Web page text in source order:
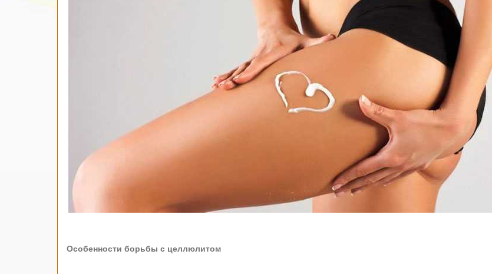
Особенности борьбы с целлюлитом